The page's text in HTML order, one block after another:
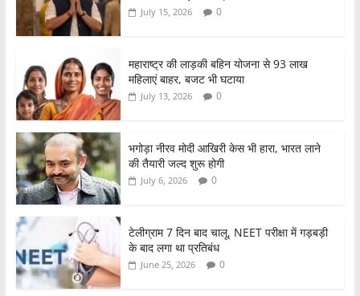
b
o
o
k
A
p
July 15, 2026 0
महाराष्ट्र की लाड़की बहिन योजना से 93 लाख
महिलाएं बाहर, बजट भी घटाया
July 13, 2026 0
भगोड़ा नीरव मोदी आखिरी केस भी हारा, भारत लाने
की तैयारी जल्द शुरू होगी
July 6, 2026 0
टेलीग्राम 7 दिन बाद चालू, NEET परीक्षा में गड़बड़ी
के बाद लगा था प्रतिबंध
June 25, 2026 0